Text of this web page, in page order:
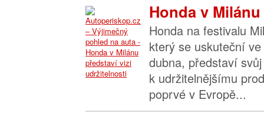
Honda v
Honda na festivalu
který se uskuteční
dubna, představí
k udržitelnějšímu
poprvé v Evropě...